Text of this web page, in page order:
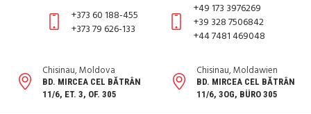
+373 60 188-455
+373 79 626-133
+49 173 3976269
+39 328 7506842
+44 7481 469048
Chisinau, Moldova
BD. MIRCEA CEL BĂTRÂN
11/6, ET. 3, OF. 305
Chisinau, Moldawien
BD. MIRCEA CEL BĂTRÂN
11/6, 3OG, BÜRO 305